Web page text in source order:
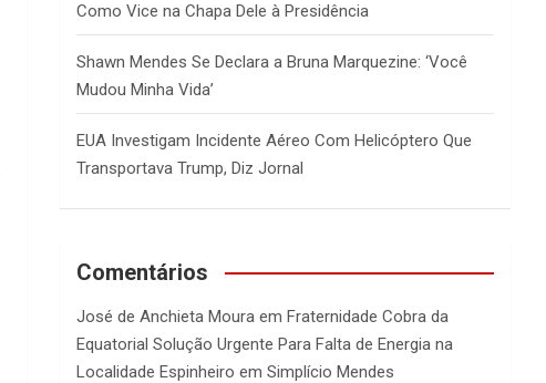
Como Vice na Chapa Dele à Presidência
Shawn Mendes Se Declara a Bruna Marquezine: ‘Você
Mudou Minha Vida’
EUA Investigam Incidente Aéreo Com Helicóptero Que
Transportava Trump, Diz Jornal
Comentários
José de Anchieta Moura emFraternidade Cobra da
Equatorial Solução Urgente Para Falta de Energia na
Localidade Espinheiro em Simplício Mendes